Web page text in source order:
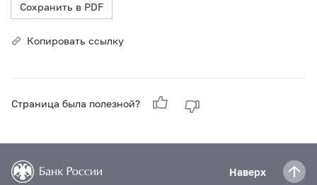
Сохранить в PDF
Копировать ссылку
Страница была полезной?
Наверх